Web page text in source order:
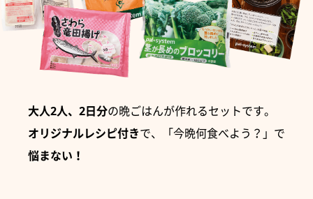
大人2人、2日分の晩ごはんが作れるセットです。
オリジナルレシピ付きで、「今晩何食べよう？」で
悩まない！